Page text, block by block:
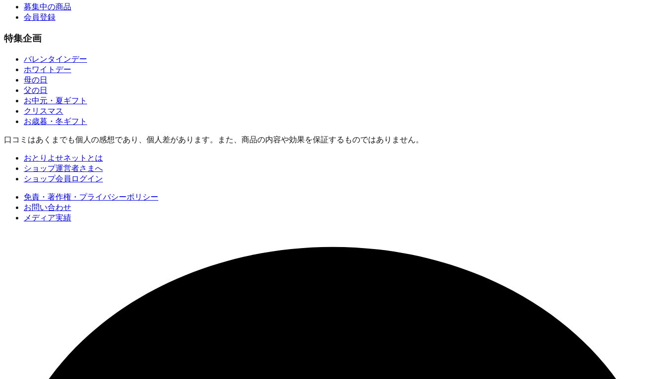
募集中の商品
会員登録
特集企画
バレンタインデー
ホワイトデー
母の日
父の日
お中元・夏ギフト
クリスマス
お歳暮・冬ギフト
口コミはあくまでも個人の感想であり、個人差があります。また、商品の内容や効果を保証するものではありません。
おとりよせネットとは
ショップ運営者さまへ
ショップ会員ログイン
免責・著作権・プライバシーポリシー
お問い合わせ
メディア実績